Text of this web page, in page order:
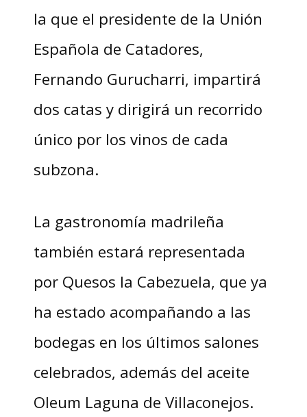
la que el presidente de la Unión
Española de Catadores,
Fernando Gurucharri, impartirá
dos catas y dirigirá un recorrido
único por los vinos de cada
subzona.
La gastronomía madrileña
también estará representada
por Quesos la Cabezuela, que ya
ha estado acompañando a las
bodegas en los últimos salones
celebrados, además del aceite
Oleum Laguna de Villaconejos.